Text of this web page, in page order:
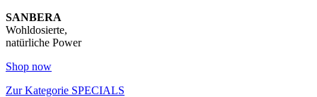
SANBERA
Wohldosierte,
natürliche Power
Shop now
Zur Kategorie SPECIALS